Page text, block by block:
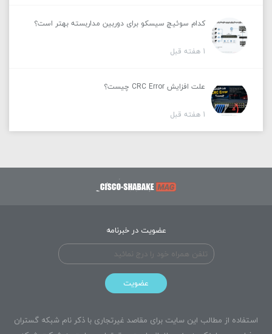
کدام سوئیچ سیسکو برای دوربین مداربسته بهتر است؟
1 هفته قبل
علت افزایش CRC Error چیست؟
1 هفته قبل
عضویت در خبرنامه
عضویت
استفاده از مطالب این سایت برای مقاصد غیرتجاری با ذکر نام شبکه گستران